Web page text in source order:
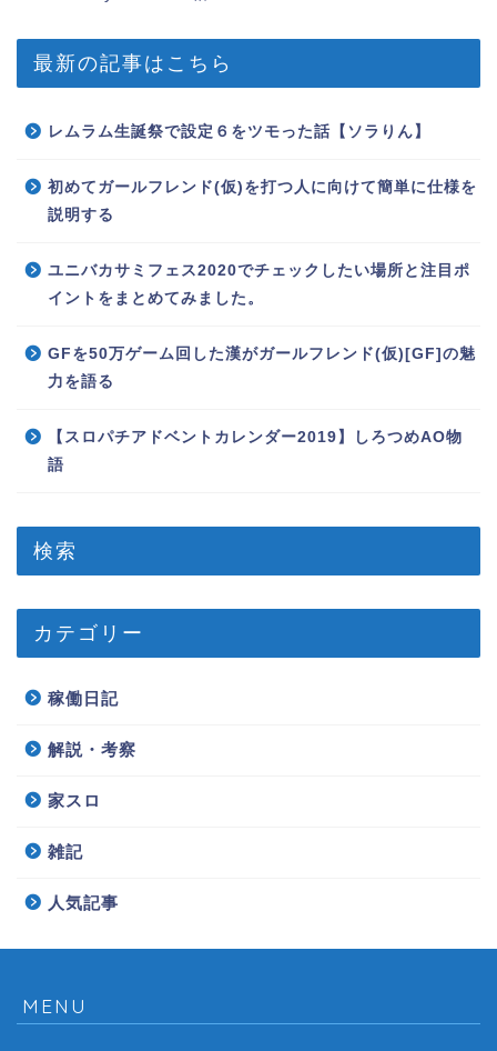
最新の記事はこちら
レムラム生誕祭で設定６をツモった話【ソラりん】
初めてガールフレンド(仮)を打つ人に向けて簡単に仕様を
説明する
ユニバカサミフェス2020でチェックしたい場所と注目ポ
イントをまとめてみました。
GFを50万ゲーム回した漢がガールフレンド(仮)[GF]の魅
力を語る
【スロパチアドベントカレンダー2019】しろつめAO物
語
検索
カテゴリー
稼働日記
解説・考察
家スロ
雑記
人気記事
MENU